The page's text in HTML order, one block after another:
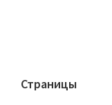
Страницы